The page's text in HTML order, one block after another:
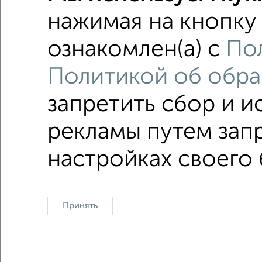
в
в
Двухкомнатные
Политика конфиденциальности
нажимая на
ознакомлен(а) с
Политикой об
запретить сбор и
рекламы путем
настройках своего
Принять